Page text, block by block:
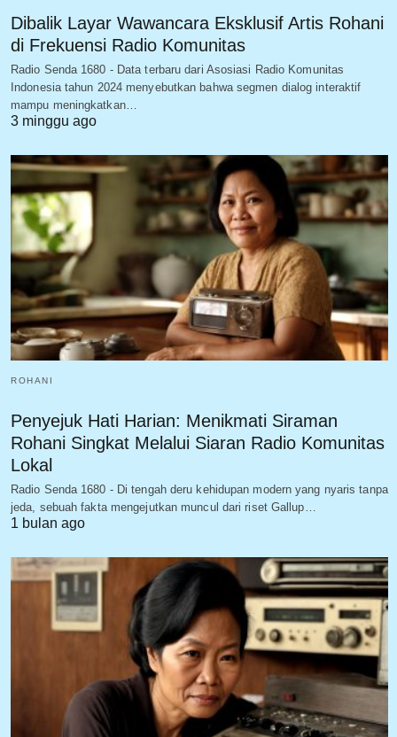
Dibalik Layar Wawancara Eksklusif Artis Rohani
di Frekuensi Radio Komunitas
Radio Senda 1680 - Data terbaru dari Asosiasi Radio Komunitas
Indonesia tahun 2024 menyebutkan bahwa segmen dialog interaktif
mampu meningkatkan…
3 minggu ago
ROHANI
Penyejuk Hati Harian: Menikmati Siraman
Rohani Singkat Melalui Siaran Radio Komunitas
Lokal
Radio Senda 1680 - Di tengah deru kehidupan modern yang nyaris tanpa
jeda, sebuah fakta mengejutkan muncul dari riset Gallup…
1 bulan ago